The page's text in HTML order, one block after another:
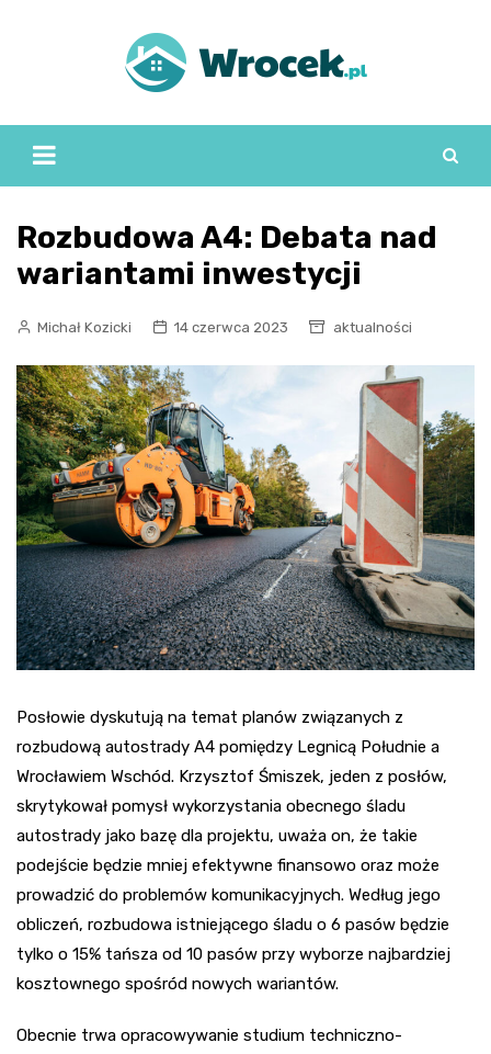
Rozbudowa A4: Debata nad
wariantami inwestycji
Michał Kozicki 14 czerwca 2023 aktualności
Posłowie dyskutują na temat planów związanych z
rozbudową autostrady A4 pomiędzy Legnicą Południe a
Wrocławiem Wschód. Krzysztof Śmiszek, jeden z posłów,
skrytykował pomysł wykorzystania obecnego śladu
autostrady jako bazę dla projektu, uważa on, że takie
podejście będzie mniej efektywne finansowo oraz może
prowadzić do problemów komunikacyjnych. Według jego
obliczeń, rozbudowa istniejącego śladu o 6 pasów będzie
tylko o 15% tańsza od 10 pasów przy wyborze najbardziej
kosztownego spośród nowych wariantów.
Obecnie trwa opracowywanie studium techniczno-